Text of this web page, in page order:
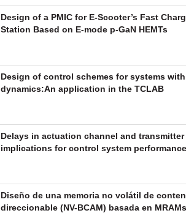
Design of a PMIC for E-Scooter’s Fast
Station Based on E-mode p-GaN HEMTs
Design of control schemes for systems
dynamics:An application in the TCLAB
Delays in actuation channel and transmitter
implications for control system performance
Diseño de una memoria no volátil de
direccionable (NV-BCAM) basada en